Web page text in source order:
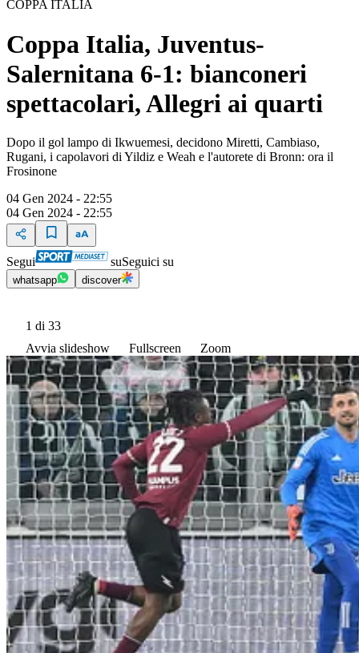
COPPA ITALIA
Coppa Italia, Juventus-
Salernitana 6-1: bianconeri
spettacolari, Allegri ai quarti
Dopo il gol lampo di Ikwuemesi, decidono Miretti, Cambiaso,
Rugani, i capolavori di Yildiz e Weah e l'autorete di Bronn: ora il
Frosinone
04 Gen 2024 - 22:55
04 Gen 2024 - 22:55
Segui suSeguici su
whatsapp discover
1 di 33
Avvia slideshow
Fullscreen Zoom